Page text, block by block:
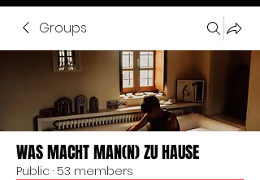
Groups
WAS MACHT MAN(N) ZU HAUSE
Public · 53 members